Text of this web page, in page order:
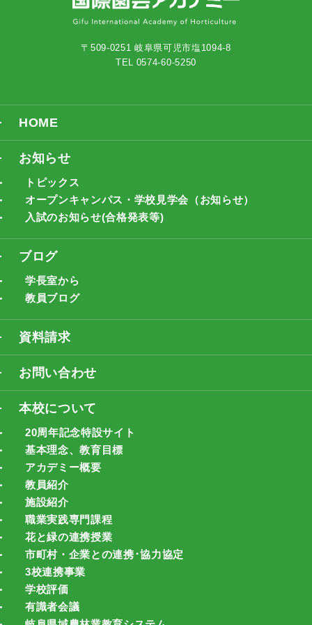
〒509-0251 岐阜県可児市塩1094-8
TEL 0574-60-5250
HOME
お知らせ
トピックス
オープンキャンパス・学校見学会（お知らせ）
入試のお知らせ(合格発表等)
ブログ
学長室から
教員ブログ
資料請求
お問い合わせ
本校について
20周年記念特設サイト
基本理念、教育目標
アカデミー概要
教員紹介
施設紹介
職業実践専門課程
花と緑の連携授業
市町村・企業との連携･協力協定
3校連携事業
学校評価
有識者会議